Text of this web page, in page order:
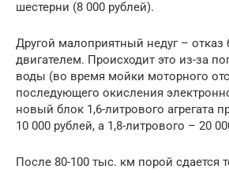
шестерни (8 000 рублей).
Другой малоприятный недуг – отказ
двигателем. Происходит это из-за
воды (во время мойки моторного
последующего окисления
новый блок 1,6-литрового агрегата
10 000 рублей, а 1,8-литрового – 20
После 80-100 тыс. км порой сдается